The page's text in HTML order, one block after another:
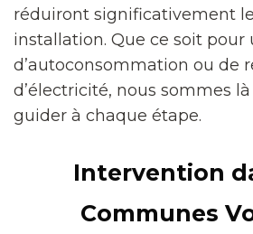
réduiront significativement
installation. Que ce soit pour
d’autoconsommation ou de
d’électricité, nous sommes
guider à chaque étape.
Intervention
Communes